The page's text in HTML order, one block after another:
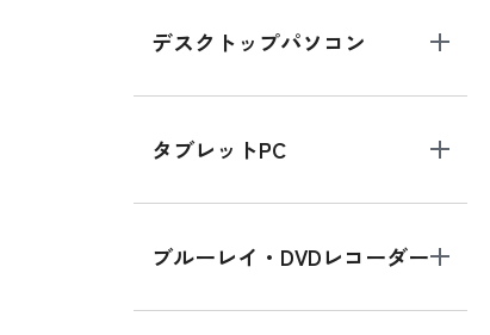
デスクトップパソコン
タブレットPC
ブルーレイ・DVDレコーダー